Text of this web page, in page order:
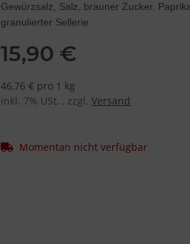
Gewürzsalz, Salz, brauner Zucker,
granulierter Sellerie.
15,90 €
46,76 € pro 1 kg
inkl. 7% USt. , zzgl. Versand
Momentan nicht verfügbar